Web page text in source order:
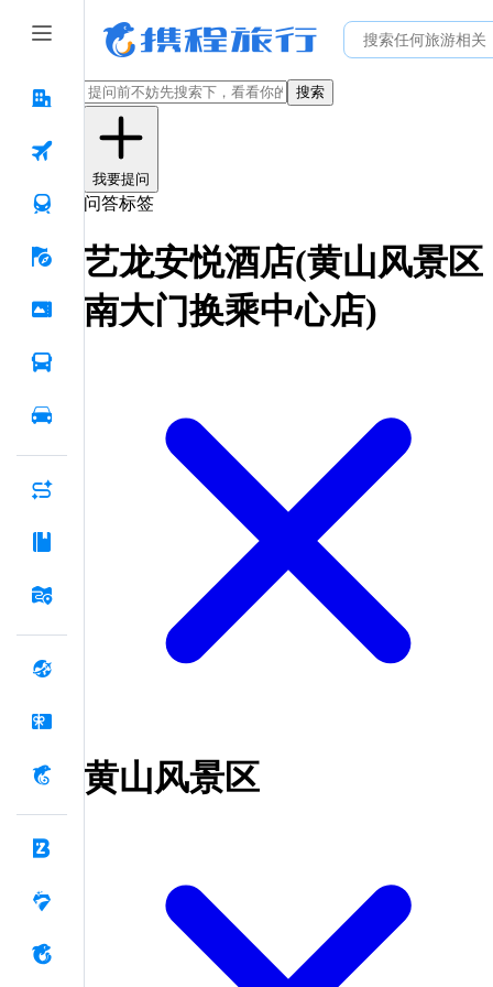
搜索
我要提问
问答标签
艺龙安悦酒店(黄山风景区
南大门换乘中心店)
黄山风景区